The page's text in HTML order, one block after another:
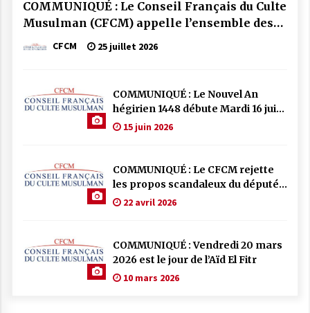
COMMUNIQUÉ : Le Conseil Français du Culte
Musulman (CFCM) appelle l’ensemble des
mosquées de France à se mobiliser par la
prière et la solidarité face aux incendies qui
CFCM 25 juillet 2026
COMMUNIQUÉ : Le Nouvel An
hégirien 1448 débute Mardi 16 juin
202615 juin 2026
COMMUNIQUÉ : Le CFCM rejette
les propos scandaleux du député
RN Julien Odoul.
22 avril 2026
COMMUNIQUÉ : Vendredi 20 mars
2026 est le jour de l’Aïd El Fitr
10 mars 2026